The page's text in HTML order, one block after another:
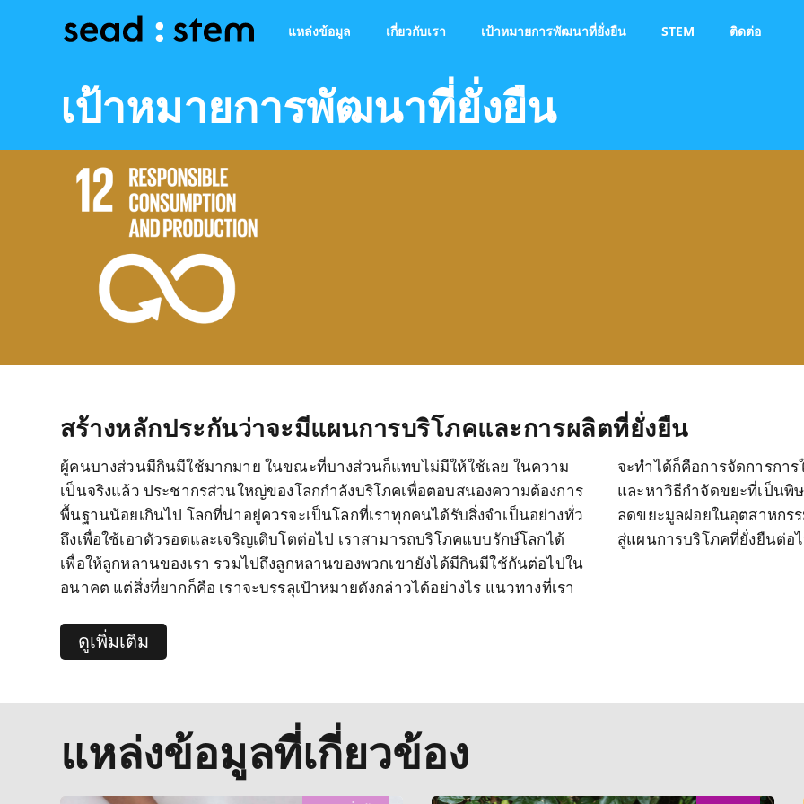
แหล่งข้อมูล เกี่ยวกับเรา เป้าหมายการพัฒนาที่ยั่งยืน STEM ติดต่อ
เป้าหมายการพัฒนาที่ยั่งยืน
สร้างหลักประกันว่าจะมีแผนการบริโภคและการผลิตที่ยั่งยืน
ผู้คนบางส่วนมีกินมีใช้มากมาย ในขณะที่บางส่วนก็แทบไม่มีให้ใช้เลย ในความ
เป็นจริงแล้ว ประชากรส่วนใหญ่ของโลกกำลังบริโภคเพื่อตอบสนองความต้องการ
พื้นฐานน้อยเกินไป โลกที่น่าอยู่ควรจะเป็นโลกที่เราทุกคนได้รับสิ่งจำเป็นอย่างทั่ว
ถึงเพื่อใช้เอาตัวรอดและเจริญเติบโตต่อไป เราสามารถบริโภคแบบรักษ์โลกได้
เพื่อให้ลูกหลานของเรา รวมไปถึงลูกหลานของพวกเขายังได้มีกินมีใช้กันต่อไปใน
อนาคต แต่สิ่งที่ยากก็คือ เราจะบรรลุเป้าหมายดังกล่าวได้อย่างไร แนวทางที่เรา
จะทำได้ก็คือการจัดการการใช้ทรัพยากรธรรมชาติร่วมกันอย่างมีประสิทธิภาพ
และหาวิธีกำจัดขยะที่เป็นพิษให้ดียิ่งขึ้น รวมไปถึงการส่งเสริมให้มีการรีไซเคิลและ
ลดขยะมูลฝอยในอุตสาหกรรม และการสนับสนุนประเทศกำลังพัฒนาเพื่อก้าวเข้า
สู่แผนการบริโภคที่ยั่งยืนต่อ
ดูเพิ่มเติม
แหล่งข้อมูลที่เกี่ยวข้อง